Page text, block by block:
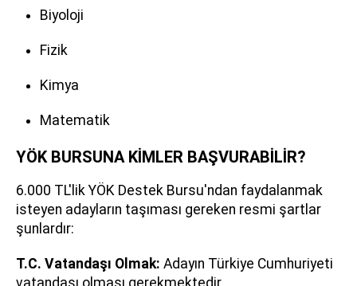
Biyoloji
Fizik
Kimya
Matematik
YÖK BURSUNA KİMLER BAŞVURABİLİR?
6.000 TL'lik YÖK Destek Bursu'ndan faydalanmak
isteyen adayların taşıması gereken resmi şartlar
şunlardır:
T.C. Vatandaşı Olmak: Adayın Türkiye Cumhuriyeti
vatandaşı olması gerekmektedir.